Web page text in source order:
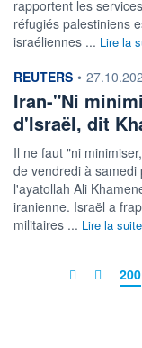
rapportent les
réfugiés palestiniens
israéliennes ... Lire la
information fournie par
REUTERS •
Iran-"Ni
d'Israël, dit
Il ne faut "ni
de vendredi à
l'ayatollah Ali
iranienne. Israël a
militaires ... Lire la suite
200